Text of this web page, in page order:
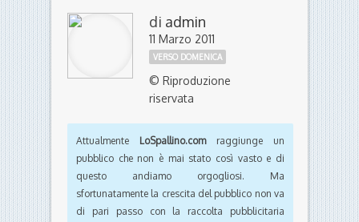
di admin
11 Marzo 2011
VERSO DOMENICA
© Riproduzione
riservata
Attualmente LoSpallino.comraggiunge un
pubblico che non è mai stato così vasto e di
questo andiamo orgogliosi. Ma
sfortunatamente la crescita del pubblico non va
di pari passo con la raccolta pubblicitaria